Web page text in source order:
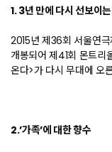
1. 3년 만에 다시 선보이
2015년 제36회 서울연
개봉되어 제41회 몬트리
온다>가 다시 무대에 오
2.’가족’에 대한 향수